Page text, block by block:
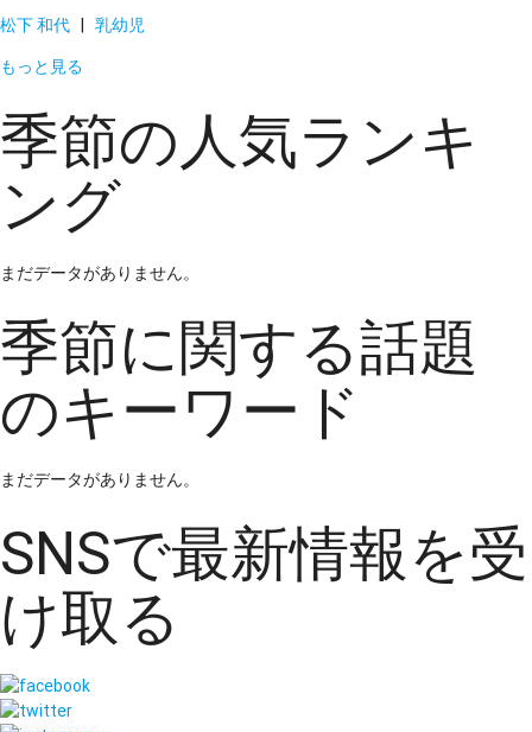
松下 和代
乳幼児
もっと見る
季節の人気ランキ
ング
まだデータがありません。
季節に関する話題
のキーワード
まだデータがありません。
SNSで最新情報を受
け取る